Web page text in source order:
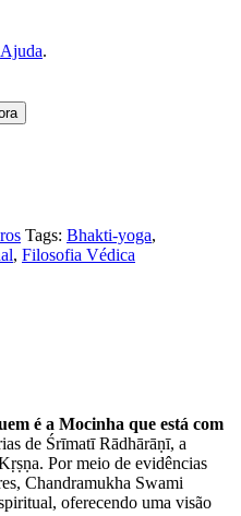
Ajuda.
Tags: Bhakti-yoga,
, Filosofia Védica
é a Mocinha que está com
de Śrīmatī Rādhārāṇī, a
Por meio de evidências
Chandramukha Swami
oferecendo uma visão